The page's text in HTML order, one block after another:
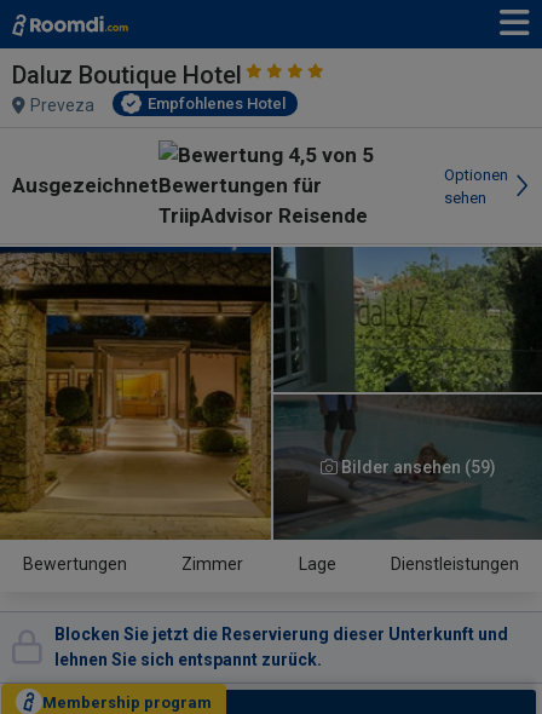
Daluz Boutique Hotel
Preveza Empfohlenes Hotel
Ausgezeichnet
Optionen
sehen
Bilder ansehen (59)
Bewertungen Zimmer Lage Dienstleistungen
Blocken Sie jetzt die Reservierung dieser Unterkunft und
lehnen Sie sich entspannt zurück.
Membership program